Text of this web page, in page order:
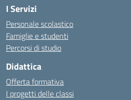
I Servizi
Personale scolastico
Famiglie e studenti
Percorsi di studio
Didattica
Offerta formativa
I progetti delle classi